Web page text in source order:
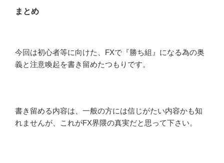
まとめ
今回は初心者等に向けた、FXで『勝ち組』になる為の奥
義と注意喚起を書き留めたつもりです。
書き留める内容は、一般の方には信じがたい内容かも知
れませんが、これがFX界隈の真実だと思って下さい。